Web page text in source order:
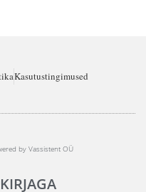
Kasutustingimused
by Vassistent OÜ